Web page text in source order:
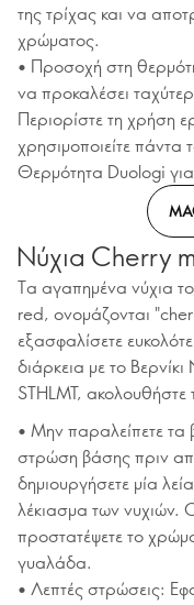
της τρίχας και να
χρώματος.
• Προσοχή στη
να προκαλέσει
Περιορίστε τη χρήση
χρησιμοποιείτε
Θερμότητα Duologi
Νύχια Cherry
Τα αγαπημένα νύχια
red, ονομάζονται
εξασφαλίσετε
διάρκεια με το
STHLMT, ακολουθήστε
• Μην παραλείπετε τα
στρώση βάσης πριν
δημιουργήσετε μία
λέκιασμα των
προστατέψετε το
γυαλάδα.
• Λεπτές στρώσεις: